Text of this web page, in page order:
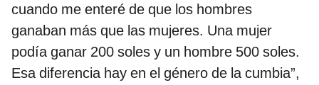
cuando me enteré de que los hombres
ganaban más que las mujeres. Una mujer
podía ganar 200 soles y un hombre 500 soles.
Esa diferencia hay en el género de la cumbia”,